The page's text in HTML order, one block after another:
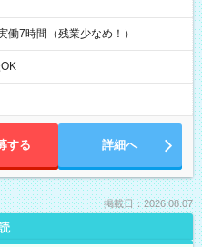
7時間（残業少なめ！）
する 詳細へ
掲載日：2026.08.07